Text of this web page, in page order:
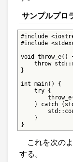
サンプルプロ
#include
#include
void throw_e()
throw
}
int main() {
    try {
} catch
    }
}
これを次の
する。